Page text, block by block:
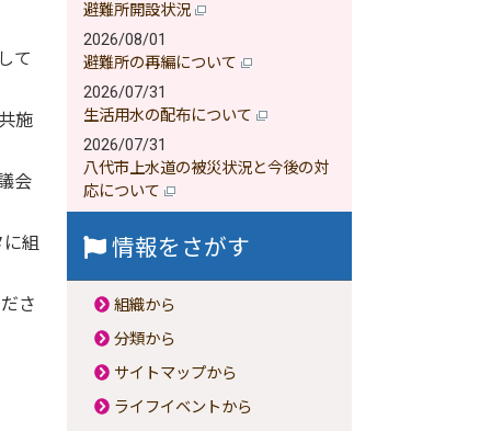
て
施
会
組
さ
避難所開設状況
2026/08/01
避難所の再編について
2026/07/31
生活用水の配布について
2026/07/31
八代市上水道の被災状況と今後の対
応について
情報をさがす
組織から
分類から
サイトマップから
ライフイベントから